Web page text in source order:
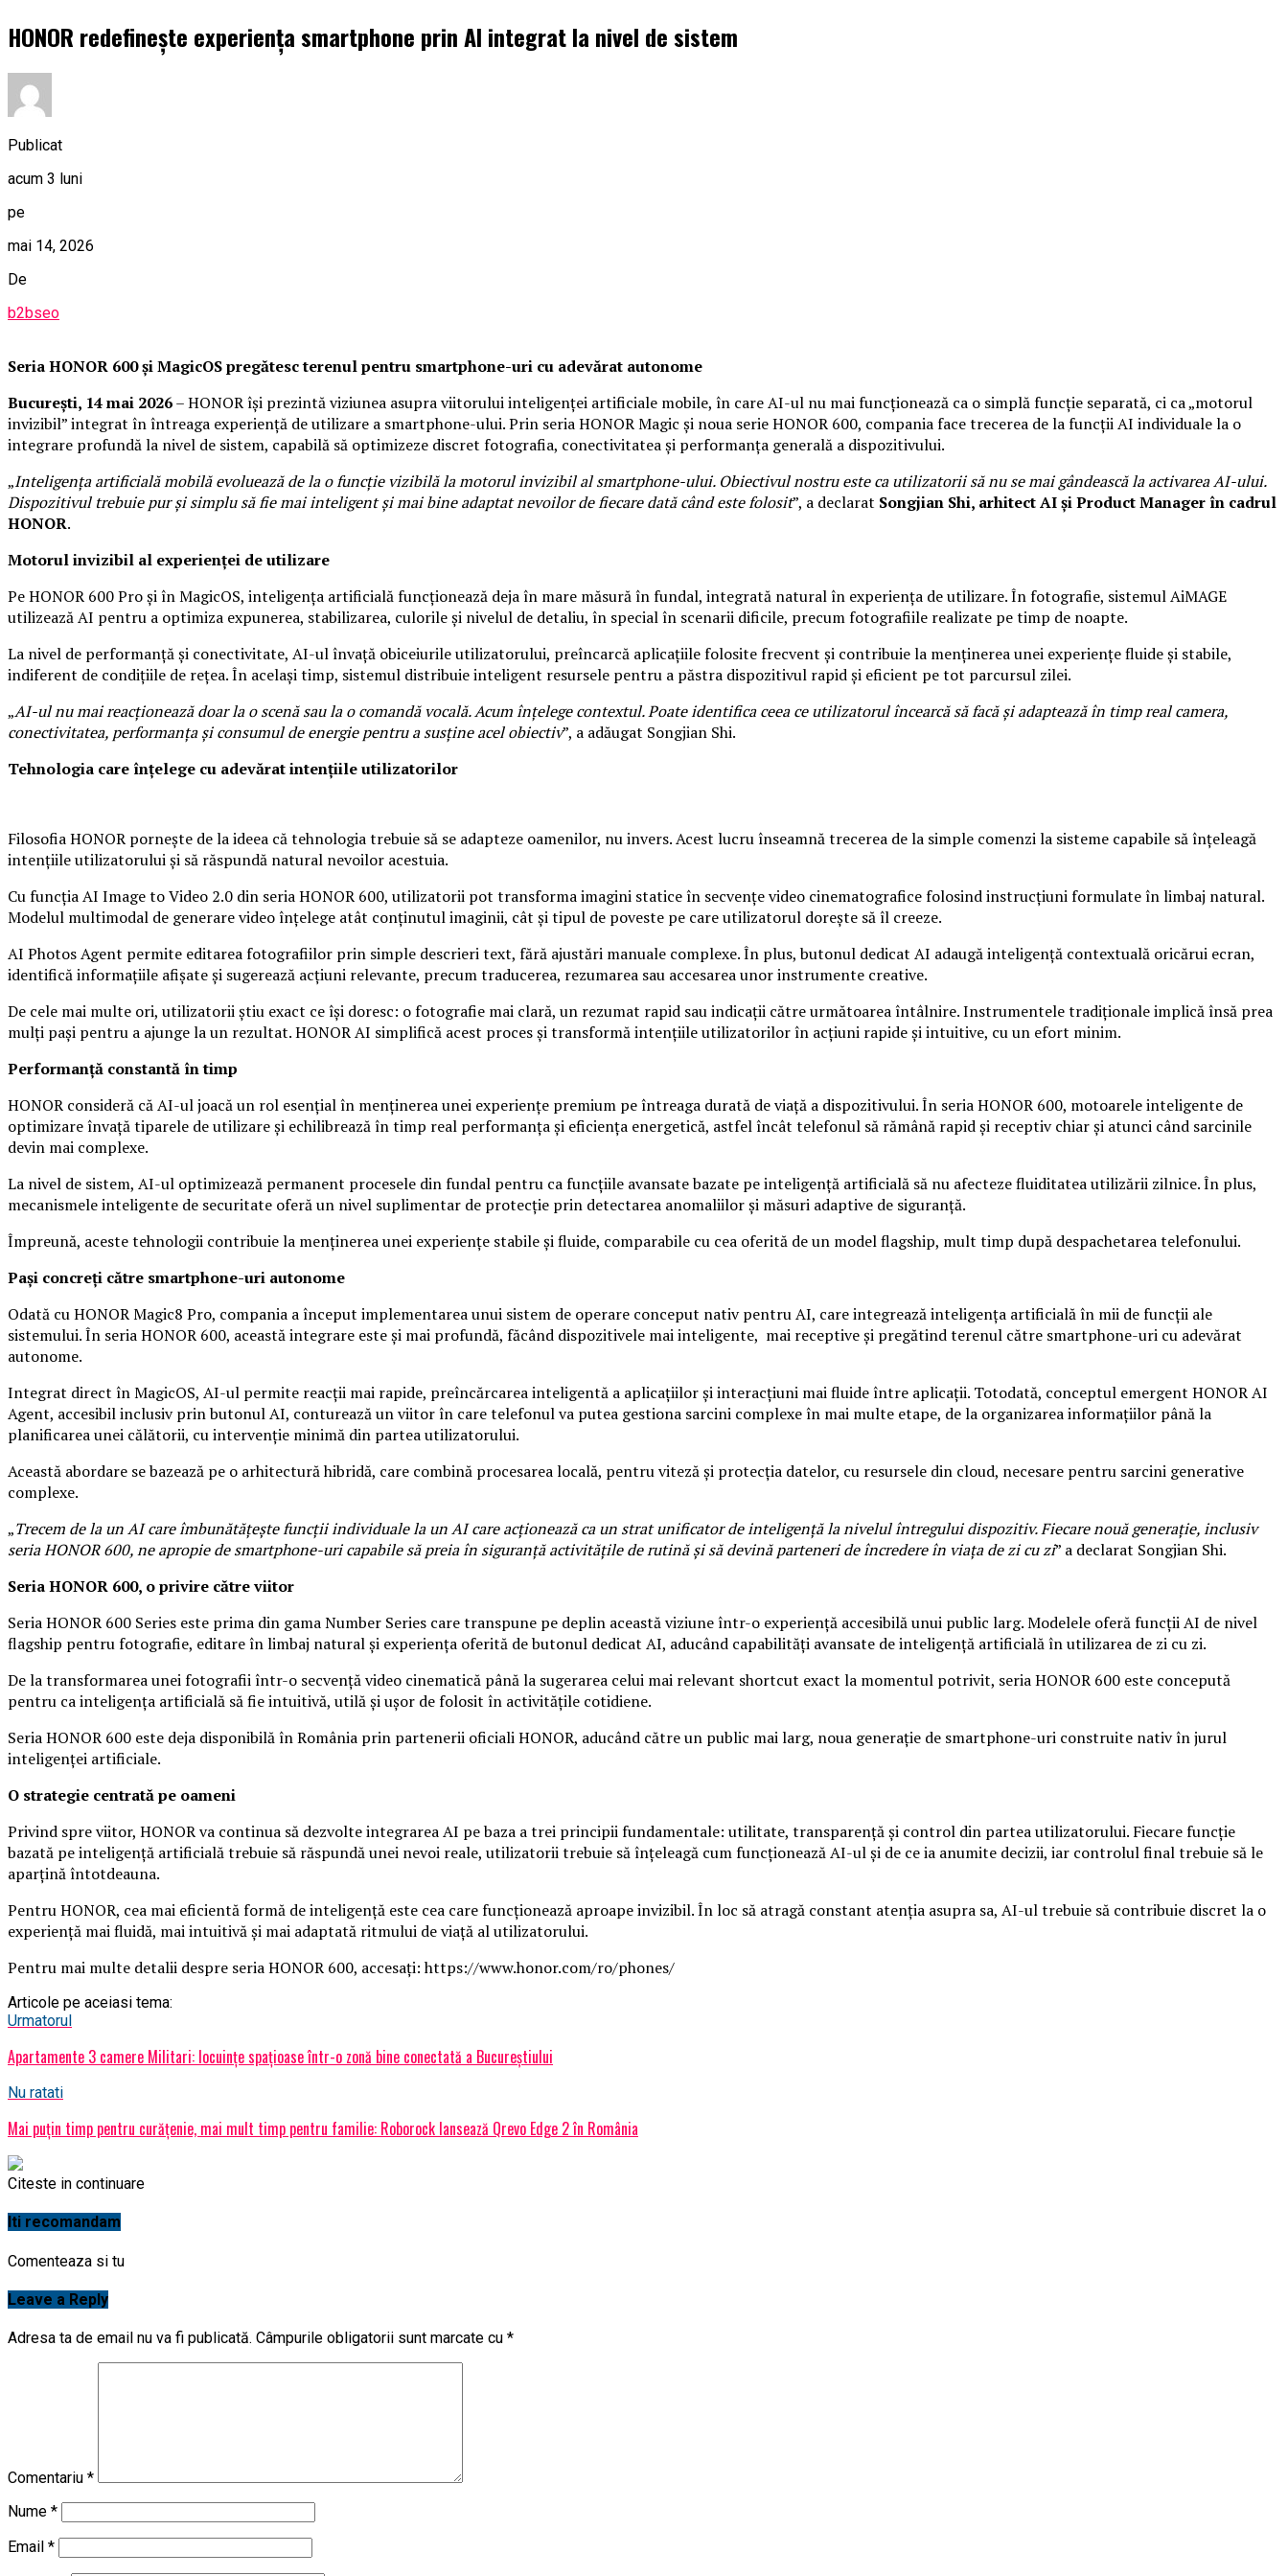
HONOR redefinește experiența smartphone prin AI integrat la nivel de sistem
Publicat
acum 3 luni
pe
mai 14, 2026
De
b2bseo
Seria HONOR 600 și MagicOS pregătesc terenul pentru smartphone-uri cu adevărat autonome
București, 14 mai 2026– HONOR își prezintă viziunea asupra viitorului inteligenței artificiale mobile, în care AI-ul nu mai funcționează ca o simplă funcție separată, ci ca „motorul
invizibil” integrat în întreaga experiență de utilizare a smartphone-ului. Prin seria HONOR Magic și noua serie HONOR 600, compania face trecerea de la funcții AI individuale la o
integrare profundă la nivel de sistem, capabilă să optimizeze discret fotografia, conectivitatea și performanța generală a dispozitivului.
„Inteligența artificială mobilă evoluează de la o funcție vizibilă la motorul invizibil al smartphone-ului. Obiectivul nostru este ca utilizatorii să nu se mai gândească la activarea AI-ului.
Dispozitivul trebuie pur și simplu să fie mai inteligent și mai bine adaptat nevoilor de fiecare dată când este folosit”, a declarat Songjian Shi, arhitect AI și Product Manager în cadrul
HONOR.
Motorul invizibil al experienței de utilizare
Pe HONOR 600 Pro și în MagicOS, inteligența artificială funcționează deja în mare măsură în fundal, integrată natural în experiența de utilizare. În fotografie, sistemul AiMAGE
utilizează AI pentru a optimiza expunerea, stabilizarea, culorile și nivelul de detaliu, în special în scenarii dificile, precum fotografiile realizate pe timp de noapte.
La nivel de performanță și conectivitate, AI-ul învață obiceiurile utilizatorului, preîncarcă aplicațiile folosite frecvent și contribuie la menținerea unei experiențe fluide și stabile,
indiferent de condițiile de rețea. În același timp, sistemul distribuie inteligent resursele pentru a păstra dispozitivul rapid și eficient pe tot parcursul zilei.
„AI-ul nu mai reacționează doar la o scenă sau la o comandă vocală. Acum înțelege contextul. Poate identifica ceea ce utilizatorul încearcă să facă și adaptează în timp real camera,
conectivitatea, performanța și consumul de energie pentru a susține acel obiectiv”, a adăugat Songjian Shi.
Tehnologia care înțelege cu adevărat intențiile utilizatorilor
Filosofia HONOR pornește de la ideea că tehnologia trebuie să se adapteze oamenilor, nu invers. Acest lucru înseamnă trecerea de la simple comenzi la sisteme capabile să înțeleagă
intențiile utilizatorului și să răspundă natural nevoilor acestuia.
Cu funcția AI Image to Video 2.0 din seria HONOR 600, utilizatorii pot transforma imagini statice în secvențe video cinematografice folosind instrucțiuni formulate în limbaj natural.
Modelul multimodal de generare video înțelege atât conținutul imaginii, cât și tipul de poveste pe care utilizatorul dorește să îl creeze.
AI Photos Agent permite editarea fotografiilor prin simple descrieri text, fără ajustări manuale complexe. În plus, butonul dedicat AI adaugă inteligență contextuală oricărui ecran,
identifică informațiile afișate și sugerează acțiuni relevante, precum traducerea, rezumarea sau accesarea unor instrumente creative.
De cele mai multe ori, utilizatorii știu exact ce își doresc: o fotografie mai clară, un rezumat rapid sau indicații către următoarea întâlnire. Instrumentele tradiționale implică însă prea
mulți pași pentru a ajunge la un rezultat. HONOR AI simplifică acest proces și transformă intențiile utilizatorilor în acțiuni rapide și intuitive, cu un efort minim.
Performanță constantă în timp
HONOR consideră că AI-ul joacă un rol esențial în menținerea unei experiențe premium pe întreaga durată de viață a dispozitivului. În seria HONOR 600, motoarele inteligente de
optimizare învață tiparele de utilizare și echilibrează în timp real performanța și eficiența energetică, astfel încât telefonul să rămână rapid și receptiv chiar și atunci când sarcinile
devin mai complexe.
La nivel de sistem, AI-ul optimizează permanent procesele din fundal pentru ca funcțiile avansate bazate pe inteligență artificială să nu afecteze fluiditatea utilizării zilnice. În plus,
mecanismele inteligente de securitate oferă un nivel suplimentar de protecție prin detectarea anomaliilor și măsuri adaptive de siguranță.
Împreună, aceste tehnologii contribuie la menținerea unei experiențe stabile și fluide, comparabile cu cea oferită de un model flagship, mult timp după despachetarea telefonului.
Pași concreți către smartphone-uri autonome
Odată cu HONOR Magic8 Pro, compania a început implementarea unui sistem de operare conceput nativ pentru AI, care integrează inteligența artificială în mii de funcții ale
sistemului. În seria HONOR 600, această integrare este și mai profundă, făcând dispozitivele mai inteligente, mai receptive și pregătind terenul către smartphone-uri cu adevărat
autonome.
Integrat direct în MagicOS, AI-ul permite reacții mai rapide, preîncărcarea inteligentă a aplicațiilor și interacțiuni mai fluide între aplicații. Totodată, conceptul emergent HONOR AI
Agent, accesibil inclusiv prin butonul AI, conturează un viitor în care telefonul va putea gestiona sarcini complexe în mai multe etape, de la organizarea informațiilor până la
planificarea unei călătorii, cu intervenție minimă din partea utilizatorului.
Această abordare se bazează pe o arhitectură hibridă, care combină procesarea locală, pentru viteză și protecția datelor, cu resursele din cloud, necesare pentru sarcini generative
complexe.
„Trecem de la un AI care îmbunătățește funcții individuale la un AI care acționează ca un strat unificator de inteligență la nivelul întregului dispozitiv. Fiecare nouă generație, inclusiv
seria HONOR 600, ne apropie de smartphone-uri capabile să preia în siguranță activitățile de rutină și să devină parteneri de încredere în viața de zi cu zi” a declarat Songjian Shi.
Seria HONOR 600, o privire către viitor
Seria HONOR 600 Series este prima din gama Number Series care transpune pe deplin această viziune într-o experiență accesibilă unui public larg. Modelele oferă funcții AI de nivel
flagship pentru fotografie, editare în limbaj natural și experiența oferită de butonul dedicat AI, aducând capabilități avansate de inteligență artificială în utilizarea de zi cu zi.
De la transformarea unei fotografii într-o secvență video cinematică până la sugerarea celui mai relevant shortcut exact la momentul potrivit, seria HONOR 600 este concepută
pentru ca inteligența artificială să fie intuitivă, utilă și ușor de folosit în activitățile cotidiene.
Seria HONOR 600 este deja disponibilă în România prin partenerii oficiali HONOR, aducând către un public mai larg, noua generație de smartphone-uri construite nativ în jurul
inteligenței artificiale.
O strategie centrată pe oameni
Privind spre viitor, HONOR va continua să dezvolte integrarea AI pe baza a trei principii fundamentale: utilitate, transparență și control din partea utilizatorului. Fiecare funcție
bazată pe inteligență artificială trebuie să răspundă unei nevoi reale, utilizatorii trebuie să înțeleagă cum funcționează AI-ul și de ce ia anumite decizii, iar controlul final trebuie să le
aparțină întotdeauna.
Pentru HONOR, cea mai eficientă formă de inteligență este cea care funcționează aproape invizibil. În loc să atragă constant atenția asupra sa, AI-ul trebuie să contribuie discret la o
experiență mai fluidă, mai intuitivă și mai adaptată ritmului de viață al utilizatorului.
Pentru mai multe detalii despre seria HONOR 600, accesați: https://www.honor.com/ro/phones/
Articole pe aceiasi tema:
Urmatorul
Apartamente 3 camere Militari: locuințe spațioase într-o zonă bine conectată a Bucureștiului
Nu ratati
Mai puțin timp pentru curățenie, mai mult timp pentru familie: Roborock lansează Qrevo Edge 2 în România
Citeste in continuare
Iti recomandam
Comenteaza si tu
Leave a Reply
Adresa ta de email nu va fi publicată. Câmpurile obligatorii sunt marcate cu *
Comentariu *
Nume *
Email *